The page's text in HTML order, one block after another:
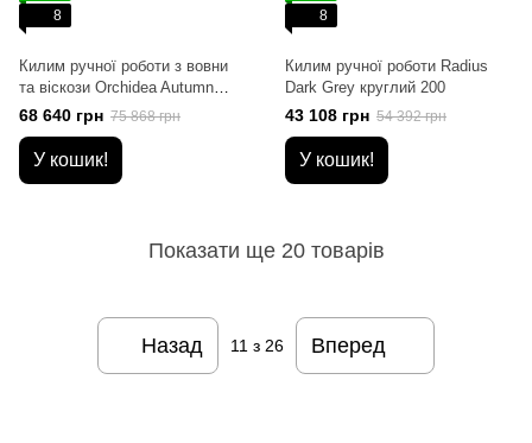
8
Килим ручної роботи з вовни
та віскози Orchidea Autumn
200x300
68 640 грн 75 868 грн
У кошик!
8
Килим ручної роботи Radius
Dark Grey круглий 200
43 108 грн 54 392 грн
У кошик!
Показати ще 20 товарів
Назад 11 з 26 Вперед